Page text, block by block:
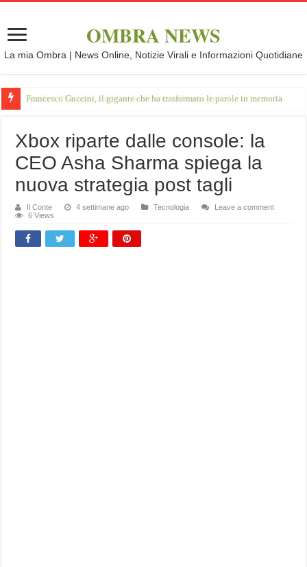
OMBRA NEWS
La mia Ombra | News Online, Notizie Virali e Informazioni Quotidiane
Francesco Guccini, il gigante che ha trasformato le parole in memoria
Xbox riparte dalle console: la
CEO Asha Sharma spiega la
nuova strategia post tagli
Il Conte 4 settimane ago Tecnologia
Leave a comment
6 Views